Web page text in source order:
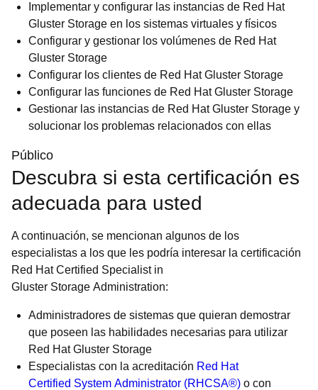
Implementar y configurar las instancias de Red Hat
Gluster Storage en los sistemas virtuales y físicos
Configurar y gestionar los volúmenes de Red Hat
Gluster Storage
Configurar los clientes de Red Hat Gluster Storage
Configurar las funciones de Red Hat Gluster Storage
Gestionar las instancias de Red Hat Gluster Storage y
solucionar los problemas relacionados con ellas
Público
Descubra si esta certificación es
adecuada para usted
A continuación, se mencionan algunos de los
especialistas a los que les podría interesar la certificación
Red Hat Certified Specialist in
Gluster Storage Administration:
Administradores de sistemas que quieran demostrar
que poseen las habilidades necesarias para utilizar
Red Hat Gluster Storage
Especialistas con la acreditación Red Hat
Certified System Administrator (RHCSA®) o con